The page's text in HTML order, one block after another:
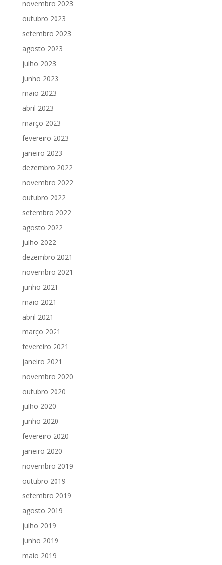
novembro 2023
outubro 2023
setembro 2023
agosto 2023
julho 2023
junho 2023
maio 2023
abril 2023
março 2023
fevereiro 2023
janeiro 2023
dezembro 2022
novembro 2022
outubro 2022
setembro 2022
agosto 2022
julho 2022
dezembro 2021
novembro 2021
junho 2021
maio 2021
abril 2021
março 2021
fevereiro 2021
janeiro 2021
novembro 2020
outubro 2020
julho 2020
junho 2020
fevereiro 2020
janeiro 2020
novembro 2019
outubro 2019
setembro 2019
agosto 2019
julho 2019
junho 2019
maio 2019